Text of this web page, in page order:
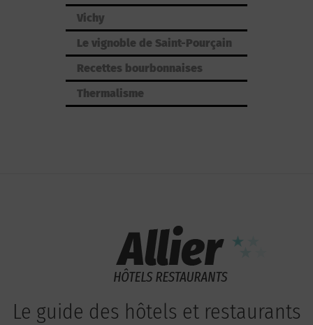
Vichy
Le vignoble de Saint-Pourçain
Recettes bourbonnaises
Thermalisme
Le guide des hôtels et restaurants